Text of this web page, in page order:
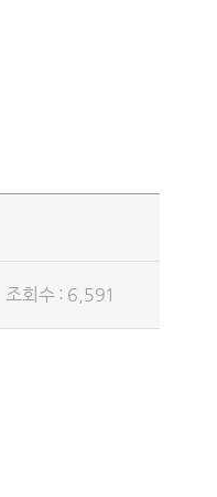
조회수 : 6,591